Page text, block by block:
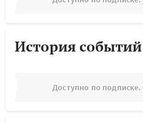
История событий
Доступно по подписке.